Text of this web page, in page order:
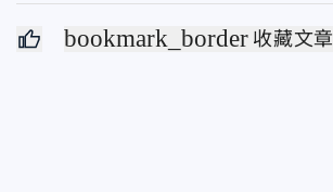
bookmark_border 收藏文章